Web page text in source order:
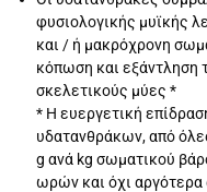
φυσιολογικής μυϊκής
και / ή μακρόχρονη
κόπωση και εξάντληση
σκελετικούς μύες *
* Η ευεργετική
υδατανθράκων, από
g ανά kg σωματικού
ωρών και όχι